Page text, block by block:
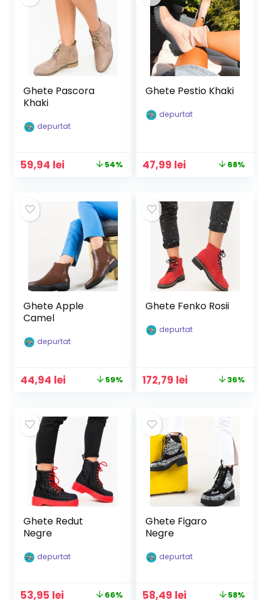
Ghete Pascora
Khaki
depurtat
Prețul
fost:
129,90 lei.
59,94 lei
59,94 lei.
54%
Ghete Pestio Khaki
depurtat
Prețul
fost:
149,90 lei.
47,99 lei
47,99 lei.
68%
Ghete Apple
Camel
depurtat
Prețul
fost:
109,90 lei.
44,94 lei Prețul
44,94 lei.
59%
Ghete Fenko Rosii
depurtat
Prețul
fost:
269,99 lei.
172,79 lei Prețul
36%
Ghete Redut
Negre
depurtat
Prețul
53,95 lei 66%
Ghete Figaro
Negre
depurtat
Prețul
58,49 lei 58%